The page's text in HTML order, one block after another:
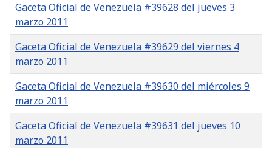
Gaceta Oficial de Venezuela #39628 del jueves 3
marzo 2011
Gaceta Oficial de Venezuela #39629 del viernes 4
marzo 2011
Gaceta Oficial de Venezuela #39630 del miércoles 9
marzo 2011
Gaceta Oficial de Venezuela #39631 del jueves 10
marzo 2011